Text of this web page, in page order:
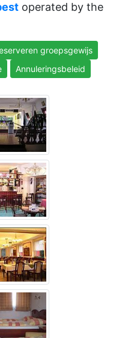
operated by the
groepsgewijs
Annuleringsbeleid